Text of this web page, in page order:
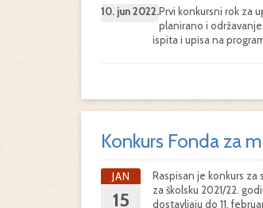
10. jun 2022.Prvi konkursni rok za
planirano i
ispita i upisa na
Konkurs Fonda za
JAN
15
Raspisan je konkurs
za školsku 2021/22.
dostavljaju do 11.